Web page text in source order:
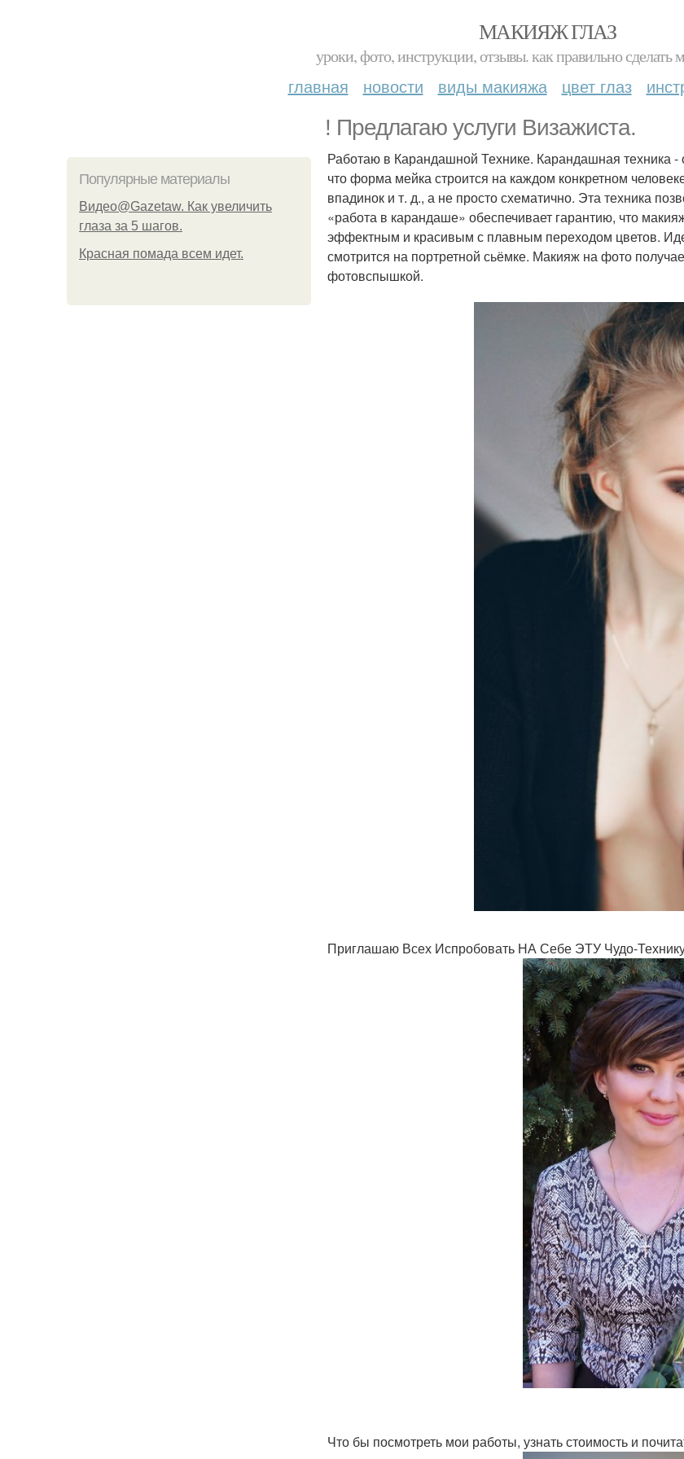
МАКИЯЖ ГЛАЗ
уроки, фото, инструкции, отзывы. как правильно сделать
главная новости виды макияжа цвет глаз
! Предлагаю услуги Визажиста.
Популярные материалы
Видео@Gazetaw. Как увеличить
глаза за 5 шагов.
Красная помада всем идет.
Работаю в Карандашной Технике. Карандашная техника
что форма мейка строится на каждом конкретном
впадинок и т. д., а не просто схематично. Эта техника
«работа в карандаше» обеспечивает гарантию, что
эффектным и красивым с плавным переходом цветов.
смотрится на портретной сьёмке. Макияж на фото
фотовспышкой.
Приглашаю Всех Испробовать НА Себе ЭТУ Чудо-
Что бы посмотреть мои работы, узнать стоимость и